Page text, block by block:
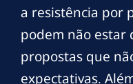
a resistência por
podem não estar
propostas que
expectativas.